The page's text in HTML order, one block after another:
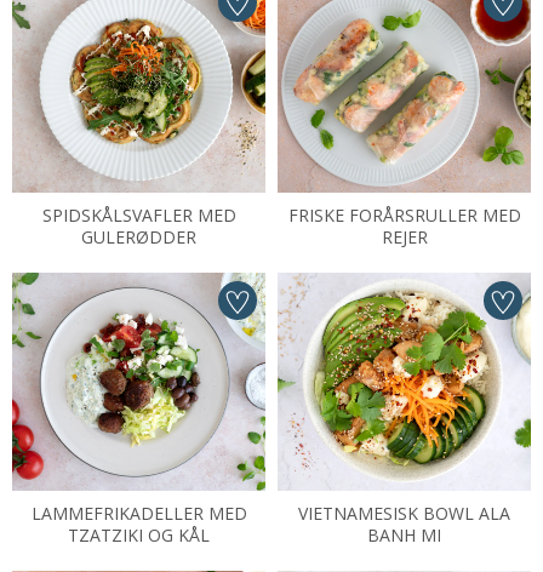
SPIDSKÅLSVAFLER MED
GULERØDDER
FRISKE FORÅRSRULLER MED
REJER
LAMMEFRIKADELLER MED
TZATZIKI OG KÅL
VIETNAMESISK BOWL ALA
BANH MI